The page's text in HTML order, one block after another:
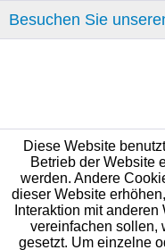
Besuchen Sie
Diese Website
Betrieb der Website
werden. Andere
dieser Website
Interaktion mit
vereinfachen sollen,
gesetzt. Um einzelne